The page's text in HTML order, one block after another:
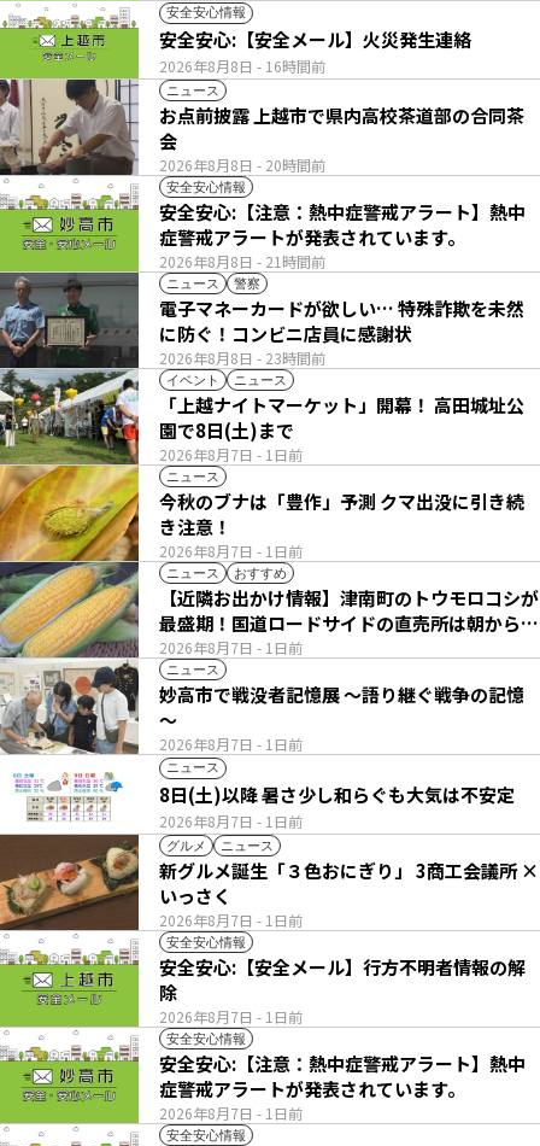
安全安心情報
2026年8月8日 - 16時間前
安全安心:【安全メール】火災発生連絡
ニュース
2026年8月8日 - 20時間前
お点前披露 上越市で県内高校茶道部の合同茶
会
安全安心情報
2026年8月8日 - 21時間前
安全安心:【注意：熱中症警戒アラート】熱中
症警戒アラートが発表されています。
ニュース 警察
2026年8月8日 - 23時間前
電子マネーカードが欲しい… 特殊詐欺を未然
に防ぐ！コンビニ店員に感謝状
イベント ニュース
2026年8月7日 - 1日前
「上越ナイトマーケット」開幕！ 高田城址公
園で8日(土)まで
ニュース
2026年8月7日 - 1日前
今秋のブナは「豊作」予測 クマ出没に引き続
き注意！
ニュース おすすめ
2026年8月7日 - 1日前
【近隣お出かけ情報】津南町のトウモロコシが
最盛期！国道ロードサイドの直売所は朝から長
い列
ニュース
2026年8月7日 - 1日前
妙高市で戦没者記憶展 ～語り継ぐ戦争の記憶
～
ニュース
2026年8月7日 - 1日前
8日(土)以降 暑さ少し和らぐも大気は不安定
グルメ ニュース
2026年8月7日 - 1日前
新グルメ誕生「３色おにぎり」 3商工会議所 ×
いっさく
安全安心情報
2026年8月7日 - 1日前
安全安心:【安全メール】行方不明者情報の解
除
安全安心情報
2026年8月7日 - 1日前
安全安心:【注意：熱中症警戒アラート】熱中
症警戒アラートが発表されています。
安全安心情報